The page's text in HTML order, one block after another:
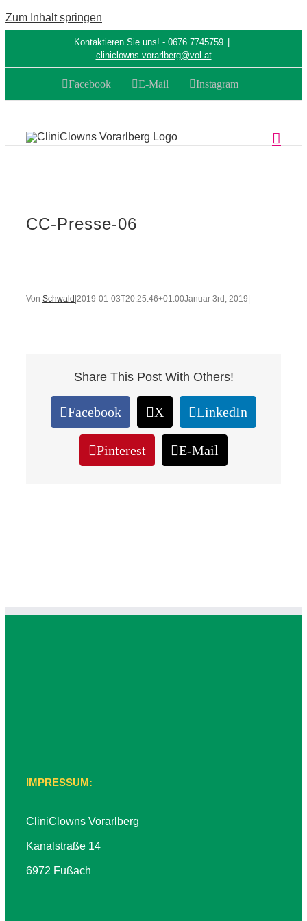
Zum Inhalt springen
Kontaktieren Sie uns! - 0676 7745759
cliniclowns.vorarlberg@vol.at
Facebook E-Mail Instagram
CC-Presse-06
Von Schwald|2019-01-03T20:25:46+01:00Januar 3rd, 2019|
Share This Post With Others!
Facebook X LinkedIn
Pinterest E-Mail
IMPRESSUM:
CliniClowns Vorarlberg
Kanalstraße 14
6972 Fußach